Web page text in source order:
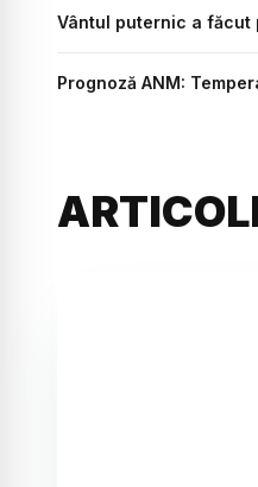
Vântul puternic a făcut
Prognoză ANM: